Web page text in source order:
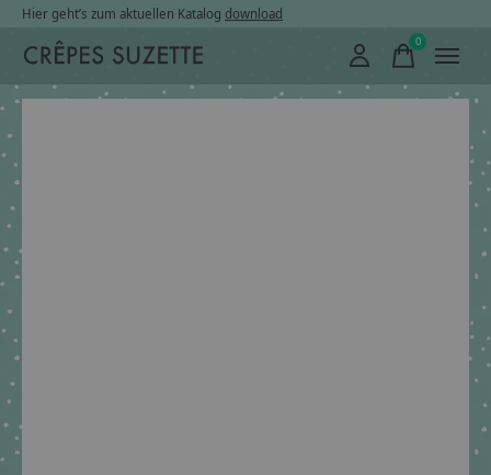
Hier geht’s zum aktuellen Katalog download
0items